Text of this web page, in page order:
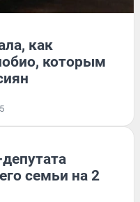
как
которым
семьи на 2